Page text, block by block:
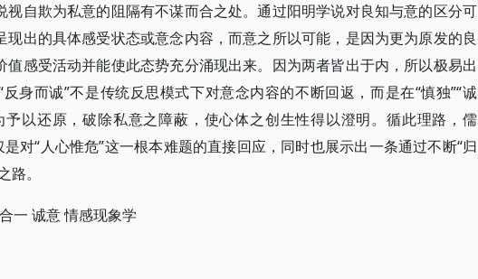
视自欺为私意的阻隔有不谋而合之处。通过阳明学说对良知与意的区分可
出的具体感受状态或意念内容，而意之所以可能，是因为更为原发的良
值感受活动并能使此态势充分涌现出来。因为两者皆出于内，所以极易出
身而诚”不是传统反思模式下对意念内容的不断回返，而是在“慎独”“诚
予以还原，破除私意之障蔽，使心体之创生性得以澄明。循此理路，儒
对“人心惟危”这一根本难题的直接回应，同时也展示出一条通过不断“归
。
一 诚意 情感现象学